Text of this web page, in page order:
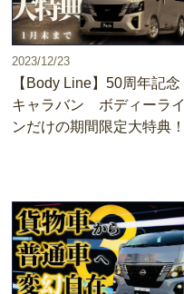
2023/12/23
【Body Line】50周年記念
キャラバン ボディーライ
ンだけの期間限定大特典！